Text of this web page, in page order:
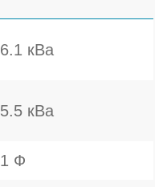
6.1 кВа
5.5 кВа
1 Ф